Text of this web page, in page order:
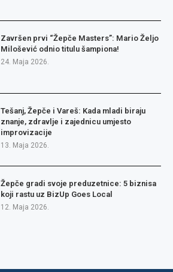
Završen prvi “Žepče Masters”: Mario Željo
Milošević odnio titulu šampiona!
24. Maja 2026.
Tešanj, Žepče i Vareš: Kada mladi biraju
znanje, zdravlje i zajednicu umjesto
improvizacije
13. Maja 2026.
Žepče gradi svoje preduzetnice: 5 biznisa
koji rastu uz BizUp Goes Local
12. Maja 2026.